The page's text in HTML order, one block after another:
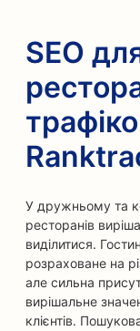
SEO
У дружньому та
ресторанів
виділитися.
розраховане на
але сильна
вирішальне
клієнтів.